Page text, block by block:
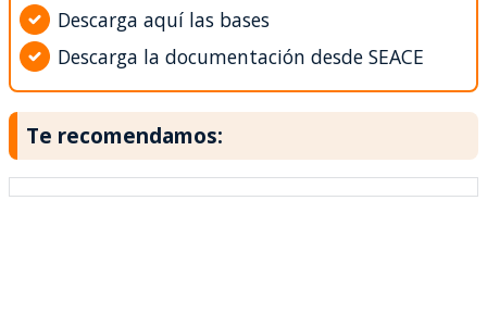
Descarga aquí las bases
Descarga la documentación desde SEACE
Te recomendamos: